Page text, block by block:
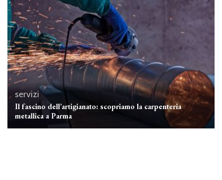
servizi
Il fascino dell’artigianato: scopriamo la carpenteria
metallica a Parma